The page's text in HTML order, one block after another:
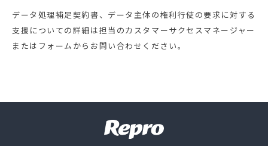
データ処理補足契約書、データ主体の権利行使の要求に対する
支援についての詳細は担当のカスタマーサクセスマネージャー
またはフォームからお問い合わせください。